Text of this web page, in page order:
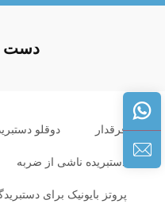
دست
فرقدار دوقلو
دستبریده ناشی از ضربه
پروتز بایونیک برای